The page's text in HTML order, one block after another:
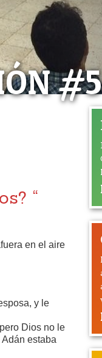
#5
“
en el aire
y le
Dios no le
estaba